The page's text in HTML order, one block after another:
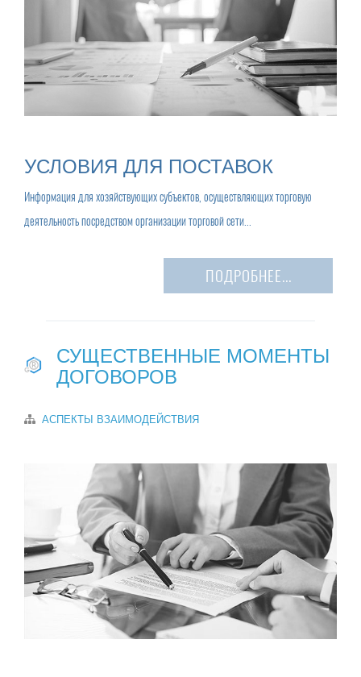
УСЛОВИЯ ДЛЯ ПОСТАВОК
Информация для хозяйствующих субъектов, осуществляющих торговую
деятельность посредством организации торговой сети...
ПОДРОБНЕЕ...
СУЩЕСТВЕННЫЕ МОМЕНТЫ
ДОГОВОРОВ
АСПЕКТЫ ВЗАИМОДЕЙСТВИЯ